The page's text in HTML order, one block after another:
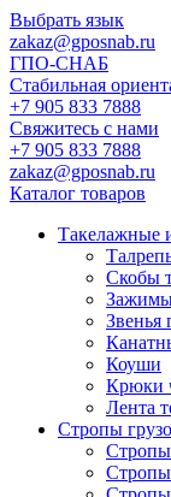
Выбрать язык
zakaz@gposnab.ru
ГПО-СНАБ
Стабильная
+7 905 833 7888
Свяжитесь с нами
+7 905 833 7888
zakaz@gposnab.ru
Каталог товаров
Такелажные
Скобы
Звенья
Коуши
Крюки
Лента
Стропы
Стропы